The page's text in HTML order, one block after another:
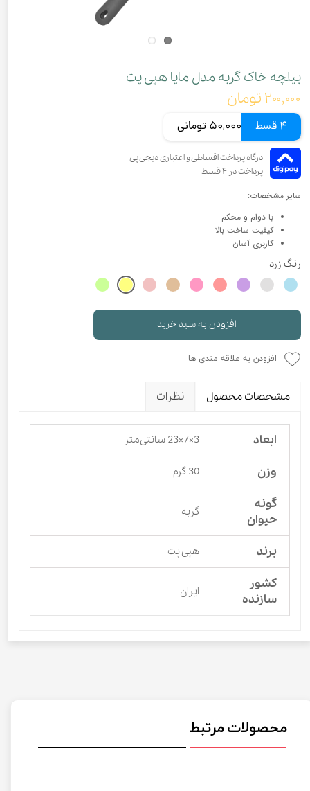
بیلچه خاک گربه مدل مایا هپی پت
۲۰۰,۰۰۰ تومان
4 قسط 50,000 تومانی
سایر مشخصات:
با دوام و محکم
کیفیت ساخت بالا
کاربری آسان
رنگ زرد
افزودن به سبد خرید
افزودن به علاقه مندی ها
مشخصات محصول نظرات
ابعاد 3×7×23 سانتی‌متر
وزن 30 گرم
گونه
حیوان
گربه
برند هپی پت
کشور
سازنده
ایران
محصولات مرتبط